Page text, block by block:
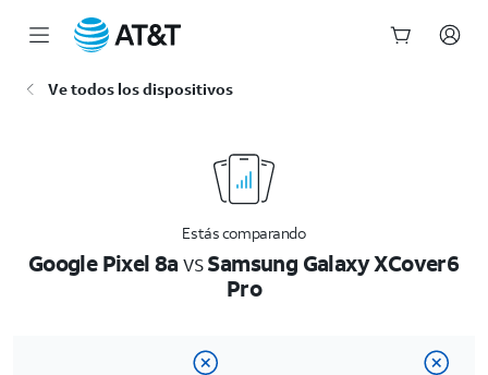
Ve todos los dispositivos
Estás comparando
Google Pixel 8avsSamsung Galaxy XCover6
Pro